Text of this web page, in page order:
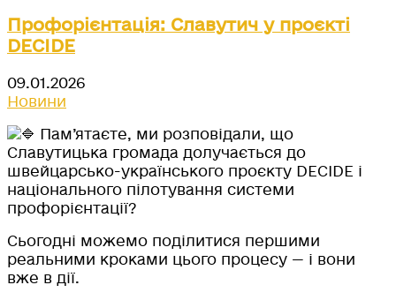
Профорієнтація: Славутич у проєкті
DECIDE
09.01.2026
Новини
Пам’ятаєте, ми розповідали, що
Славутицька громада долучається до
швейцарсько-українського проєкту DECIDE і
національного пілотування системи
профорієнтації?
Сьогодні можемо поділитися першими
реальними кроками цього процесу — і вони
вже в дії.